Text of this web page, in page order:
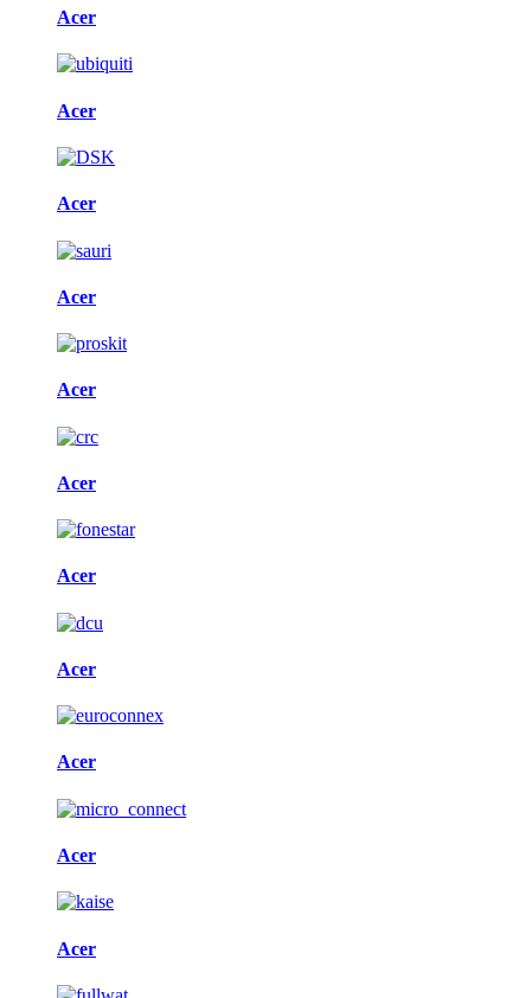
Acer
Acer
Acer
Acer
Acer
Acer
Acer
Acer
Acer
Acer
Acer